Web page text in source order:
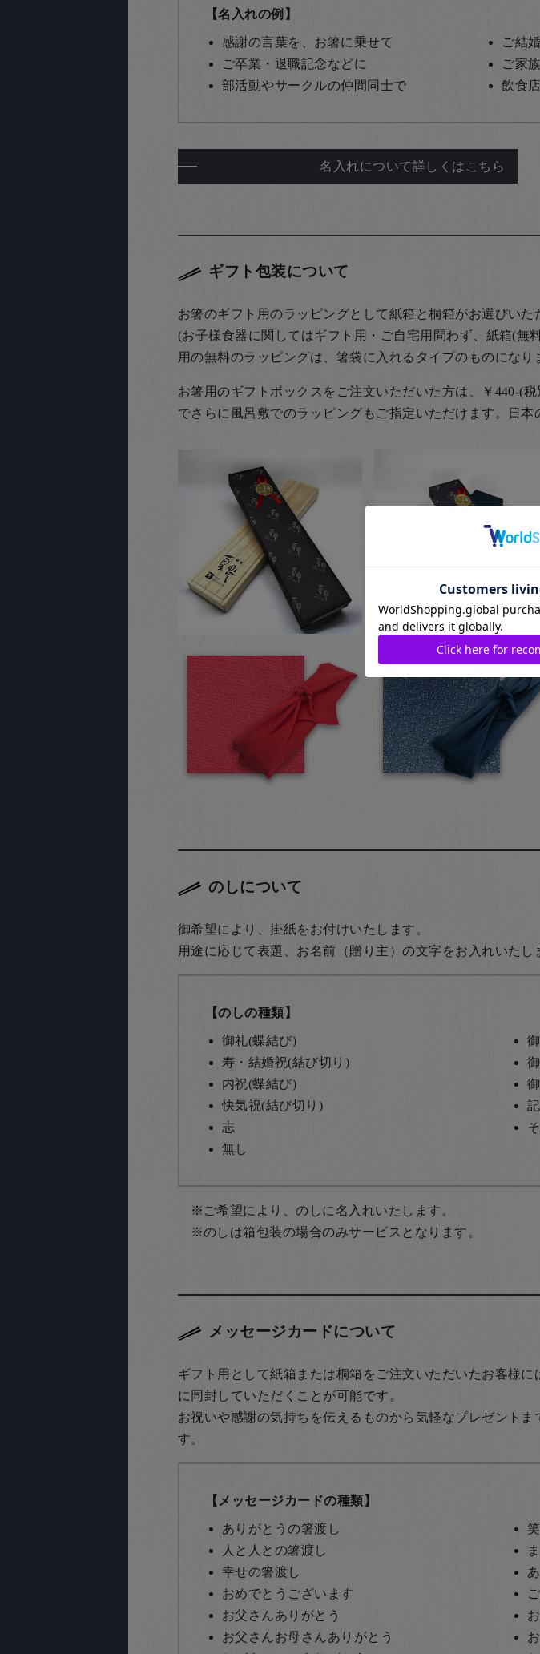
【名入れの例】
感謝の言葉を、お箸に乗せて
ご結
ご卒業・退職記念などに
ご家
部活動やサークルの仲間同士で
飲食
名入れについて詳しくはこちら
ギフト包装について
お箸のギフト用のラッピングとして紙箱と桐箱がお選びい
(お子様食器に関してはギフト用・ご自宅用問わず、紙箱(
用の無料のラッピングは、箸袋に入れるタイプのものになり
お箸用のギフトボックスをご注文いただいた方は、￥440-(税
でさらに風呂敷でのラッピングもご指定いただけます。日
のしについて
御希望により、掛紙をお付けいたします。
用途に応じて表題、お名前（贈り主）の文字をお入れいたし
【のしの種類】
御礼(蝶結び)
寿・結婚祝(結び切り)
内祝(蝶結び)
快気祝(結び切り)
志
無し
ご希望により、のしに名入れいたします。
のしは箱包装の場合のみサービスとなります。
メッセージカードについて
ギフト用として紙箱または桐箱をご注文いただいたお客様
に同封していただくことが可能です。
お祝いや感謝の気持ちを伝えるものから気軽なプレゼント
す。
【メッセージカードの種類】
ありがとうの箸渡し
人と人との箸渡し
幸せの箸渡し
おめでとうございます
お父さんありがとう
お父さんお母さんありがとう